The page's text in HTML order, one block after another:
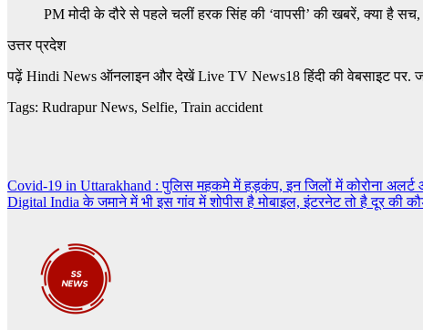
PM मोदी के दौरे से पहले चलीं हरक सिंह की ‘वापसी’ की खबरें, क्या है
उत्तर प्रदेश
पढ़ें Hindi News ऑनलाइन और देखेंLive TV News18हिंदी की वेबसाइट
Tags: Rudrapur News, Selfie, Train accident
Post
navigation
Covid-19 in Uttarakhand : पुलिस महकमे में हड़कंप, इन जिलों में कोरोना
Digital India के जमाने में भी इस गांव में शोपीस है मोबाइल, इंटरनेट तो है दूर की